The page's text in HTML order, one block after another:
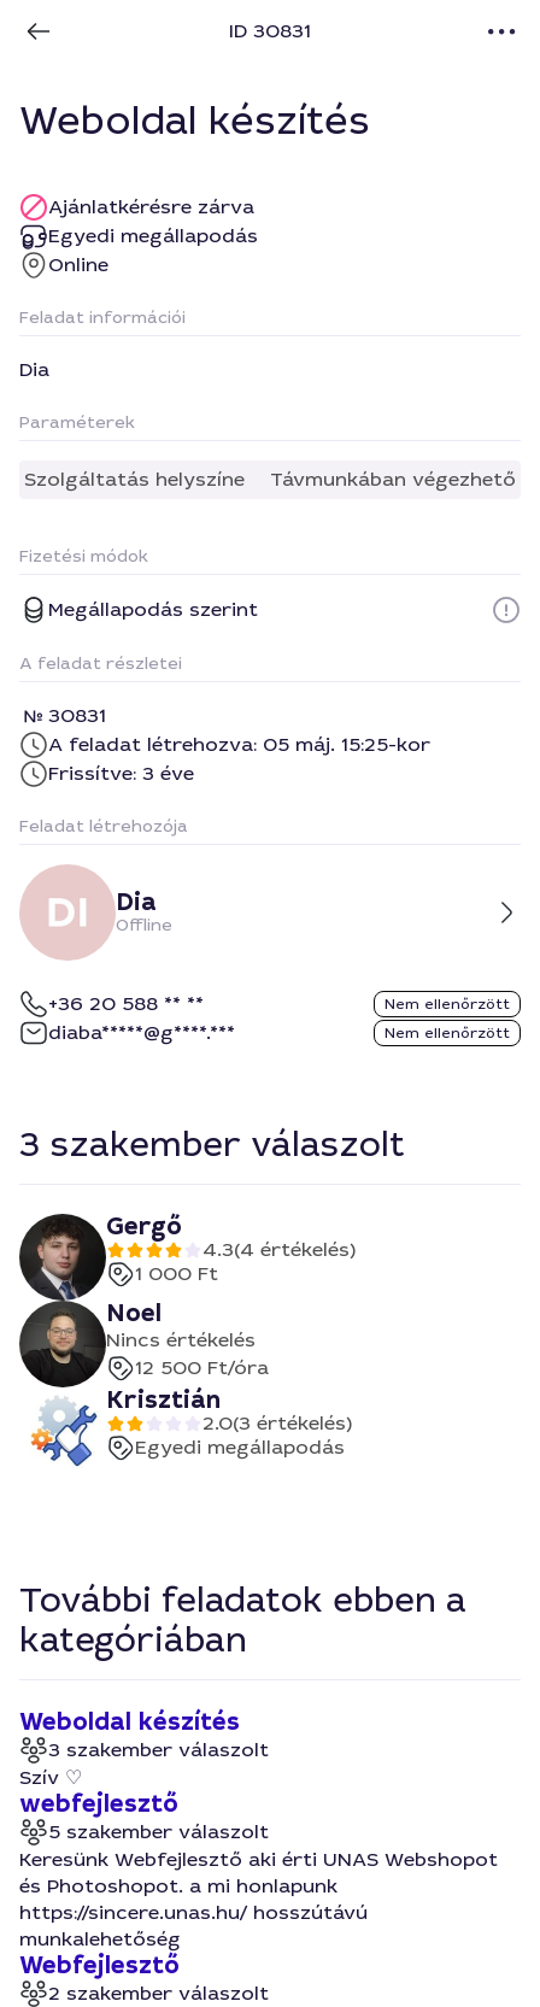
ID 30831
Weboldal készítés
Ajánlatkérésre zárva
Egyedi megállapodás
Online
Feladat információi
Dia
Paraméterek
Szolgáltatás helyszíne Távmunkában végezhető
Fizetési módok
Megállapodás szerint
A feladat részletei
30831
A feladat létrehozva: 05 máj. 15:25-kor
Frissítve: 3 éve
Feladat létrehozója
Dia
Offline
+36 20 588 ** ** Nem ellenőrzött
diaba*****@g****.*** Nem ellenőrzött
3 szakember válaszolt
Gergő
4.3(4 értékelés)
1 000 Ft
Noel
Nincs értékelés
12 500 Ft/óra
Krisztián
2.0(3 értékelés)
Egyedi megállapodás
További feladatok ebben a
kategóriában
Weboldal készítés
3 szakember válaszolt
Szív ♡
webfejlesztő
5 szakember válaszolt
Keresünk Webfejlesztő aki érti UNAS Webshopot
és Photoshopot. a mi honlapunk
https://sincere.unas.hu/ hosszútávú
munkalehetőség
Webfejlesztő
2 szakember válaszolt